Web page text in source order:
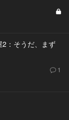
：そうだ、まず
1